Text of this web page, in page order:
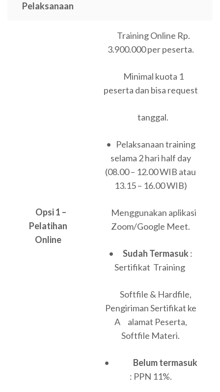
Pelaksanaan
Opsi 1 –
Pelatihan
Online
Training Online Rp.
3.900.000 per peserta.
Minimal kuota 1
peserta dan bisa request
tanggal.
• Pelaksanaan training
selama 2 hari half day
(08.00 – 12.00 WIB atau
13.15 – 16.00 WIB)
Menggunakan aplikasi
Zoom/Google Meet.
• Sudah Termasuk :
Sertifikat Training
Softfile & Hardfile,
Pengiriman Sertifikat ke
A alamat Peserta,
Softfile Materi.
• Belum termasuk
: PPN 11%.